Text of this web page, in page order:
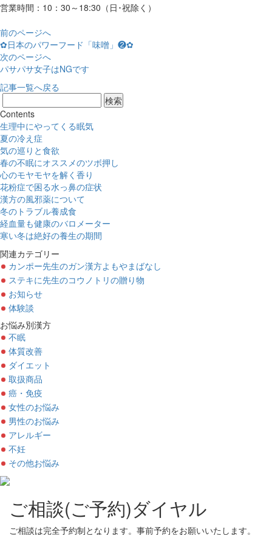
営業時間：10：30～18:30（日･祝除く）
前のページへ
✿日本のパワーフード「味噌」❷✿
次のページへ
パサパサ女子はNGです
記事一覧へ戻る
Contents
生理中にやってくる眠気
夏の冷え症
気の巡りと食欲
春の不眠にオススメのツボ押し
心のモヤモヤを解く香り
花粉症で困る水っ鼻の症状
漢方の風邪薬について
冬のトラブル養成食
経血量も健康のバロメーター
寒い冬は絶好の養生の期間
関連カテゴリー
カンポー先生のガン漢方よもやまばなし
ステキに先生のコウノトリの贈り物
お知らせ
体験談
お悩み別漢方
不眠
体質改善
ダイエット
取扱商品
癌・免疫
女性のお悩み
男性のお悩み
アレルギー
不妊
その他お悩み
ご相談(ご予約)ダイヤル
ご相談は完全予約制となります。事前予約をお願いいたします。